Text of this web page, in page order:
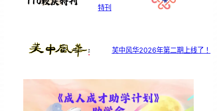
特刊
芙中风华2026年第二期上线了！